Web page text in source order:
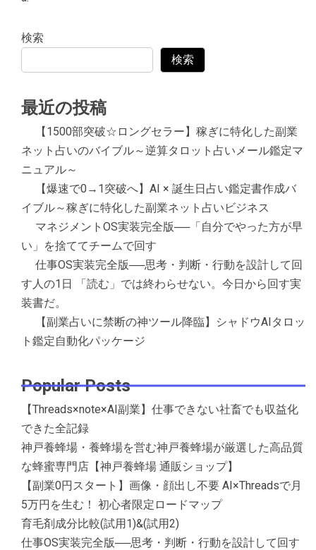
検索
検索
最近の投稿
【1500部突破☆ロングセラー】稼ぎに特化した副業
ネット占いのバイブル～逆算タロット占いメール鑑定マ
ニュアル～
【爆速で0→1突破へ】AI × 誕生日占い鑑定書作成バ
イブル～稼ぎに特化した副業ネット占いビジネス
マネジメントOS実装完全版──「自分でやった方が早
い」を捨ててチームで回す
仕事OS実装完全版──思考・判断・行動を設計して回
す人の1日 「読む」では終わらせない。今日から回す実
装書だ。
【副業占いに禁断の神ツール降臨】シャドウAIタロッ
ト鑑定自動化パッケージ
Popular Posts
【Threads×note×AI副業】仕事できない社畜でも収益化
できた全記録
神戸養蜂場・養蜂場を営む神戸養蜂場が厳選した高品質
な蜂蜜専門店【神戸養蜂場 通販ショップ】
【副業0円スタート】画像・顔出し不要 AI×Threadsで月
5万円を生む！ 初心者限定ロードマップ
育毛剤成分比較(試用1)&(試用2)
仕事OS実装完全版──思考・判断・行動を設計して回す